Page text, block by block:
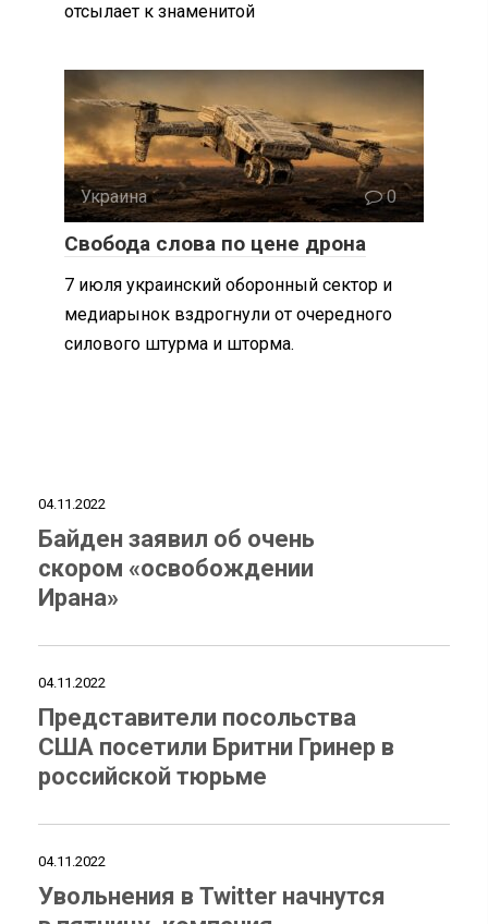
отсылает к знаменитой
Украина 0
Свобода слова по цене дрона
7 июля украинский оборонный сектор и
медиарынок вздрогнули от очередного
силового штурма и шторма.
04.11.2022
Байден заявил об очень
скором «освобождении
Ирана»
04.11.2022
Представители посольства
США посетили Бритни Гринер в
российской тюрьме
04.11.2022
Увольнения в Twitter начнутся